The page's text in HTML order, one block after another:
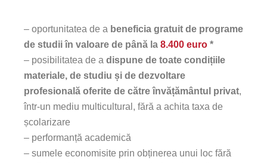
– oportunitatea de a beneficia gratuit de programe
de studii în valoare de până la 8.400 euro *
– posibilitatea de a dispune de toate condițiile
materiale, de studiu și de dezvoltare
profesională oferite de către învățământul privat,
într-un mediu multicultural, fără a achita taxa de
școlarizare
– performanță academică
– sumele economisite prin obținerea unui loc fără